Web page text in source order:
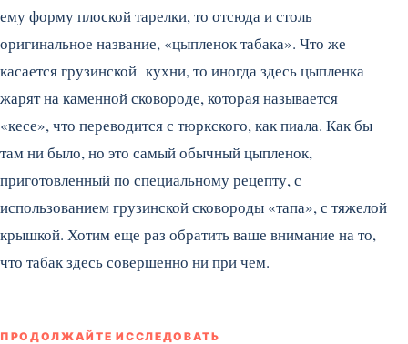
ему форму плоской тарелки, то отсюда и столь
оригинальное название, «цыпленок табака». Что же
касается грузинской кухни, то иногда здесь цыпленка
жарят на каменной сковороде, которая называется
«кесе», что переводится с тюркского, как пиала. Как бы
там ни было, но это самый обычный цыпленок,
приготовленный по специальному рецепту, с
использованием грузинской сковороды «тапа», с тяжелой
крышкой. Хотим еще раз обратить ваше внимание на то,
что табак здесь совершенно ни при чем.
ПРОДОЛЖАЙТЕ ИССЛЕДОВАТЬ